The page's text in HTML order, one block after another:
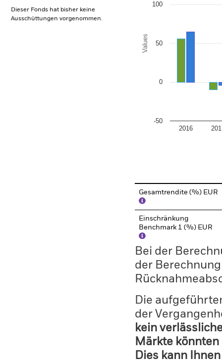
Dieser Fonds hat bisher keine
Ausschüttungen vorgenommen.
Values
2016
-50
0
50
100
Gesamtrendite (%) EUR
Einschränkung
Benchmark 1 (%) EUR
Bei der
der
Die
der
kein
Märkte
Dies kann